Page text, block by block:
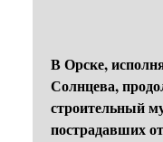
В Орске,
Солнцева,
строительный
пострадавших